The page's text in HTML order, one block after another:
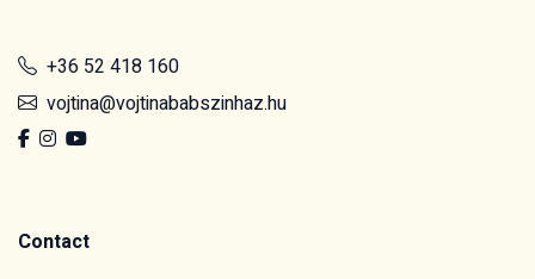
+36 52 418 160
vojtina@vojtinababszinhaz.hu
Contact